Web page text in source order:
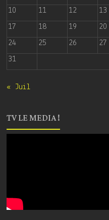
10
11 12 13
17
18 19 20
24
25 26 27
31
« Juil
TV LE MEDIA !